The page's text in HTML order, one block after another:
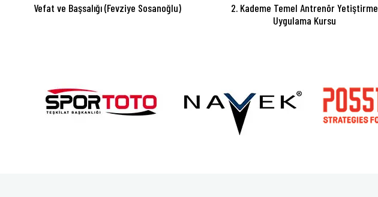
Vefat ve Başsalığı (Fevziye Sosanoğlu)
2. Kademe Temel Antrenör Yetiştirme
Uygulama Kursu